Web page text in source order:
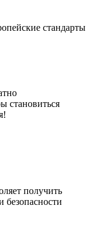
стандарты
становиться
получить
безопасности